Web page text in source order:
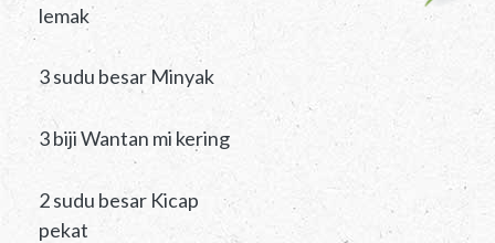
lemak
3 sudu besar Minyak
3 biji Wantan mi kering
2 sudu besar Kicap
pekat